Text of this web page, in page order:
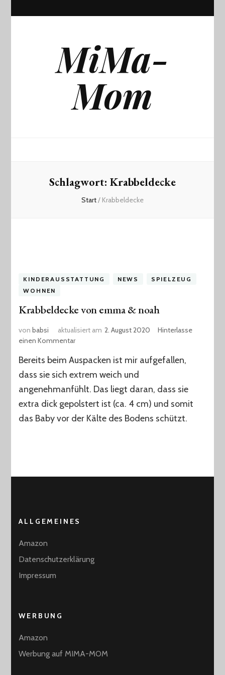
MiMa-
Mom
Schlagwort: Krabbeldecke
Start/ Krabbeldecke
KINDERAUSSTATTUNG NEWS
SPIELZEUG
WOHNEN
Krabbeldecke von emma & noah
vonbabsi aktualisiert am 2. August 2020
Hinterlasse
einen Kommentarzu
von
emma
noah
Bereits beim Auspacken ist mir aufgefallen,
dass sie sich extrem weich und
angenehmanfühlt. Das liegt daran, dass sie
extra dick gepolstert ist (ca. 4 cm) und somit
das Baby vor der Kälte des Bodens schützt.
ALLGEMEINES
Amazon
Datenschutzerklärung
Impressum
WERBUNG
Amazon
Werbung auf MIMA-MOM